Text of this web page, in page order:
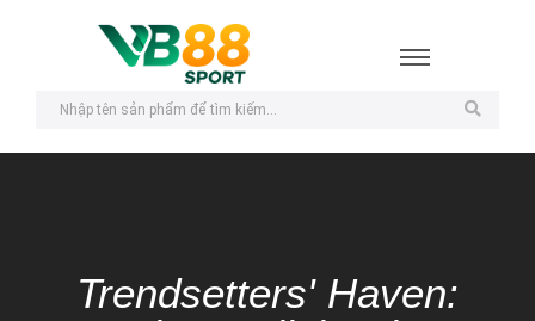
Trendsetters' Haven: